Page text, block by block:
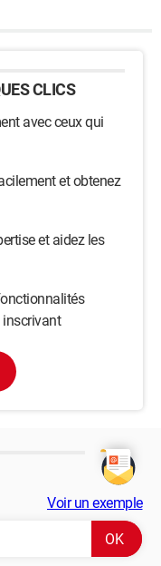
CLICS
avec ceux qui
et obtenez
et aidez les
Voir un exemple